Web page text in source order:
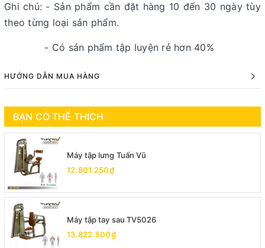
Ghi chú: - Sản phẩm cần đặt hàng 10 đến 30 ngày tùy
theo từng loại sản phẩm.
- Có sản phẩm tập luyện rẻ hơn 40%
HƯỚNG DẪN MUA HÀNG
BẠN CÓ THỂ THÍCH
Máy tập lưng Tuấn Vũ
12.801.250₫
Máy tập tay sau TV5026
13.822.500₫